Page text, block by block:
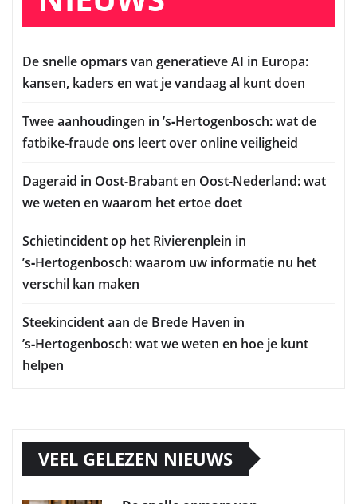
De snelle opmars van generatieve AI in Europa:
kansen, kaders en wat je vandaag al kunt doen
Twee aanhoudingen in ’s‑Hertogenbosch: wat de
fatbike‑fraude ons leert over online veiligheid
Dageraid in Oost-Brabant en Oost-Nederland: wat
we weten en waarom het ertoe doet
Schietincident op het Rivierenplein in
’s‑Hertogenbosch: waarom uw informatie nu het
verschil kan maken
Steekincident aan de Brede Haven in
’s‑Hertogenbosch: wat we weten en hoe je kunt
helpen
VEEL GELEZEN NIEUWS